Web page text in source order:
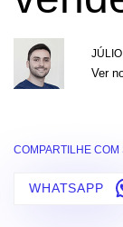
Ver
COMPARTILHE COM
WHATSAPP